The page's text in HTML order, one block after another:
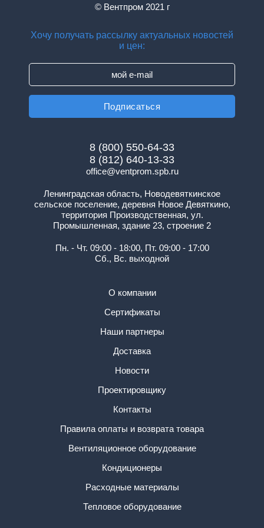
© Вентпром 2021 г
Хочу получать рассылку актуальных новостей
и цен:
8 (800) 550-64-33
8 (812) 640-13-33
office@ventprom.spb.ru
Ленинградская область, Новодевяткинское
сельское поселение, деревня Новое Девяткино,
территория Производственная, ул.
Промышленная, здание 23, строение 2
Пн. - Чт. 09:00 - 18:00, Пт. 09:00 - 17:00
Сб., Вс. выходной
О компании
Сертификаты
Наши партнеры
Доставка
Новости
Проектировщику
Контакты
Правила оплаты и возврата товара
Вентиляционное оборудование
Кондиционеры
Расходные материалы
Тепловое оборудование